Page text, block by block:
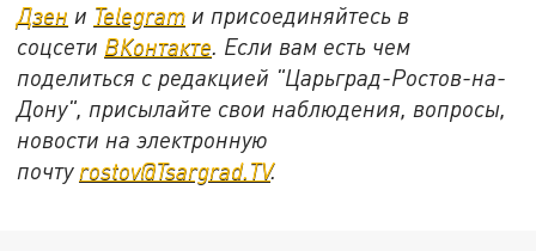
Дзен и Telegram и присоединяйтесь в
соцсети ВКонтакте. Если вам есть чем
поделиться с редакцией "Царьград-Ростов-на-
Дону", присылайте свои наблюдения, вопросы,
новости на электронную
почту rostov@Tsargrad.ТV.